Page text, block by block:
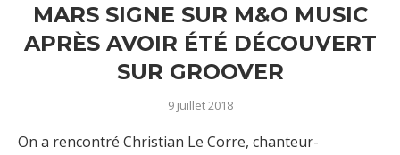
MARS SIGNE SUR M&O MUSIC
APRÈS AVOIR ÉTÉ DÉCOUVERT
SUR GROOVER
9 juillet 2018
On a rencontré Christian Le Corre, chanteur-